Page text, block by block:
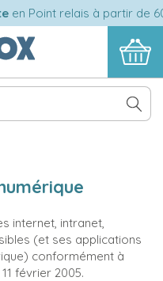
Point relais à partir de 60
internet, intranet,
(et ses applications
conformément à
février 2005.